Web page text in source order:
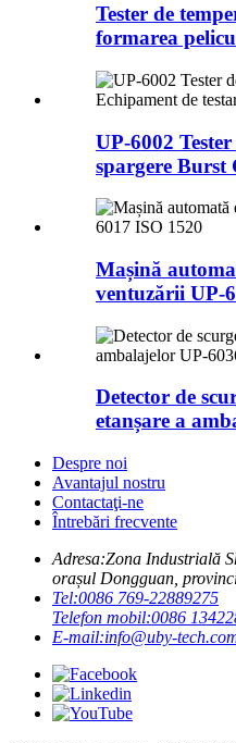
Tester de
formarea
UP-6002
spargere Burst
Mașină
ventuzării UP-
Detector de
etanșare a
Despre noi
Avantajul nostru
Contactaţi-ne
Întrebări frecvente
Adresa:Zona Industrială
orașul Dongguan,
Tel:0086 769-22889275
Telefon mobil:0086
E-mail:info@uby-